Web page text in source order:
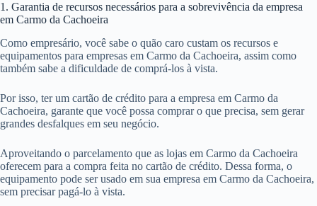
1. Garantia de recursos necessários para a sobrevivência da empresa
em Carmo da Cachoeira
Como empresário, você sabe o quão caro custam os recursos e
equipamentos para empresas em Carmo da Cachoeira, assim como
também sabe a dificuldade de comprá-los à vista.
Por isso, ter um cartão de crédito para a empresa em Carmo da
Cachoeira, garante que você possa comprar o que precisa, sem gerar
grandes desfalques em seu negócio.
Aproveitando o parcelamento que as lojas em Carmo da Cachoeira
oferecem para a compra feita no cartão de crédito. Dessa forma, o
equipamento pode ser usado em sua empresa em Carmo da Cachoeira,
sem precisar pagá-lo à vista.